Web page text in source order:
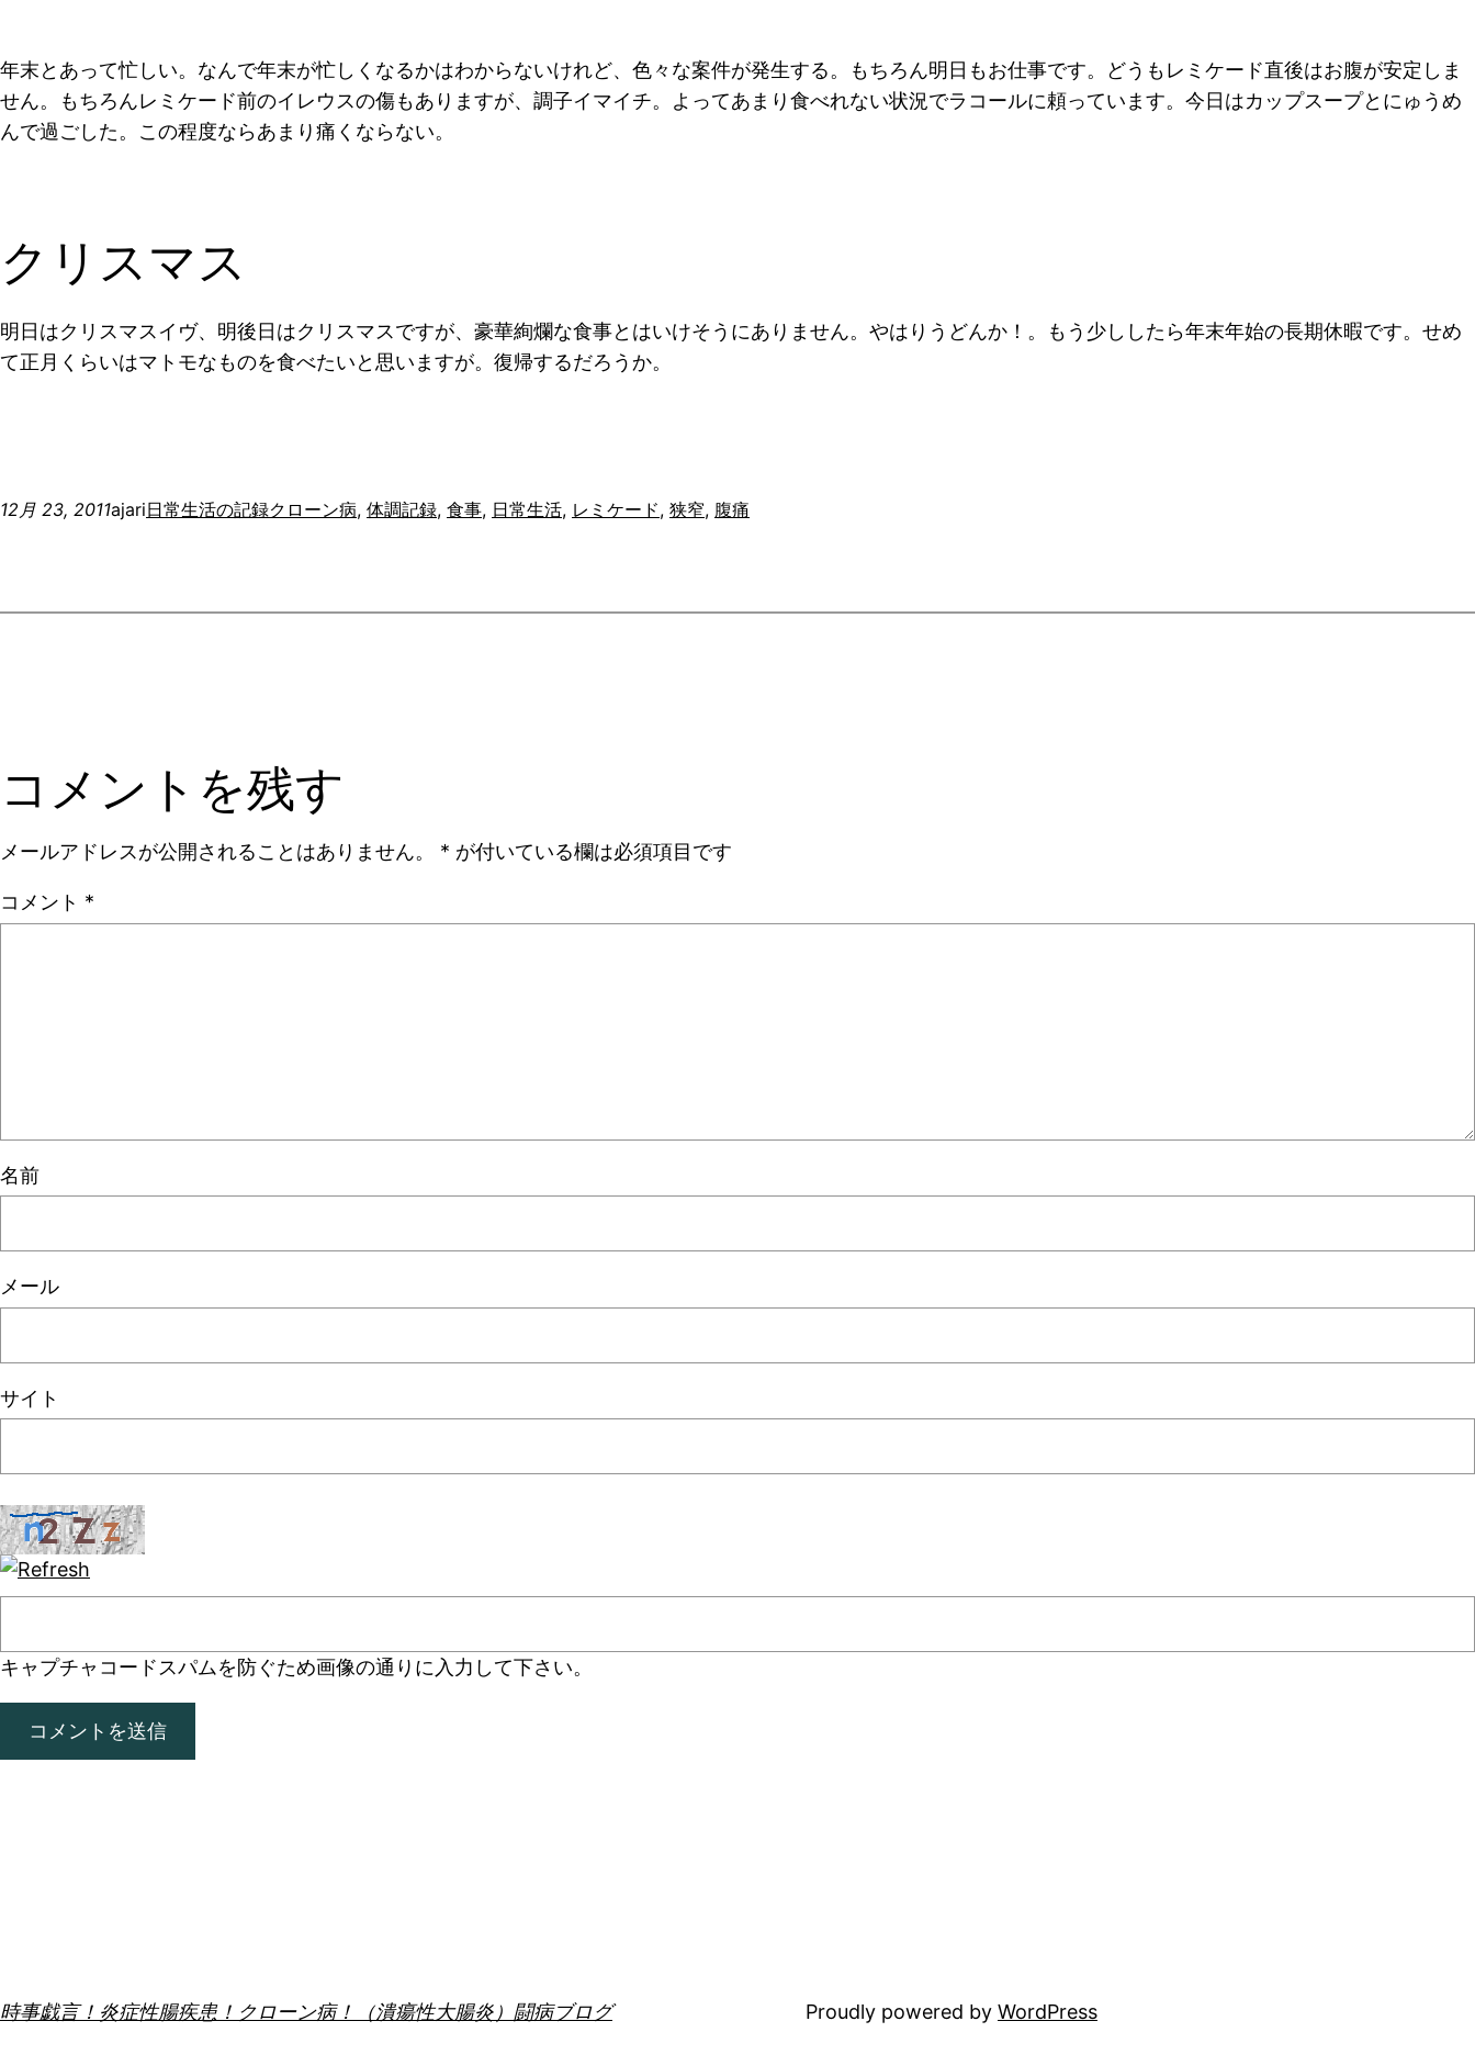
年末とあって忙しい。なんで年末が忙しくなるかはわからないけれど、色々な案件が発生する。もちろん明日もお仕事です。どうもレミケード直後はお腹が安定しま
せん。もちろんレミケード前のイレウスの傷もありますが、調子イマイチ。よってあまり食べれない状況でラコールに頼っています。今日はカップスープとにゅうめ
んで過ごした。この程度ならあまり痛くならない。
クリスマス
明日はクリスマスイヴ、明後日はクリスマスですが、豪華絢爛な食事とはいけそうにありません。やはりうどんか！。もう少ししたら年末年始の長期休暇です。せめ
て正月くらいはマトモなものを食べたいと思いますが。復帰するだろうか。
12月 23, 2011ajari日常生活の記録クローン病, 体調記録, 食事, 日常生活, レミケード, 狭窄, 腹痛
コメントを残す
メールアドレスが公開されることはありません。 * が付いている欄は必須項目です
コメント *
名前
メール
サイト
キャプチャコードスパムを防ぐため画像の通りに入力して下さい。
時事戯言！炎症性腸疾患！クローン病！（潰瘍性大腸炎）闘病ブログ Proudly powered by WordPress